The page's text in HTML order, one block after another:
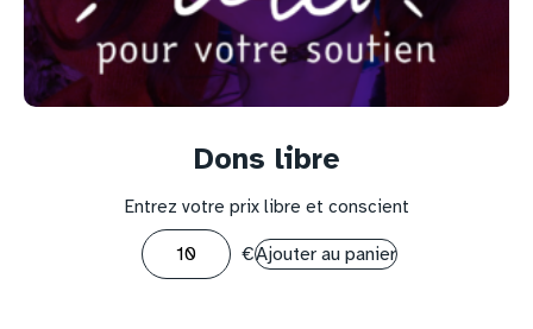
Dons libre
Entrez votre prix libre et conscient
€Ajouter au panier